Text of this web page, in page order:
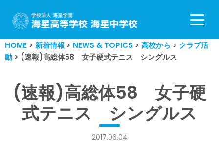
コ
ン
テ
ン
へ
ス
HOME > 新着情報 > NEWS & TOPICS > 高校から > クラブ活
動 > (速報)高総体58 女子硬式テニス シングルス
(速報)高総体58 女子硬
式テニス シングルス
2017.06.04